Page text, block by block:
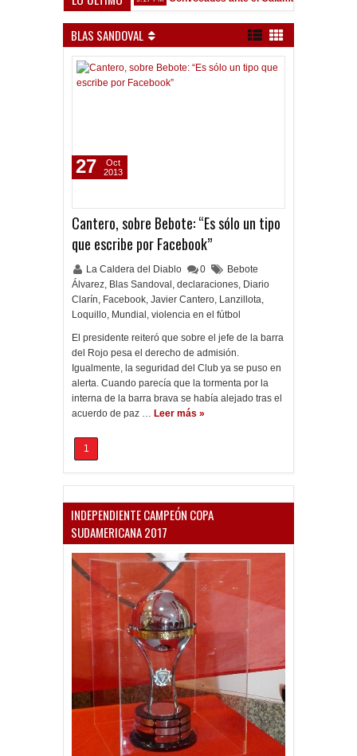
BLAS SANDOVAL
Cantero, sobre Bebote: “Es sólo un tipo
que escribe por Facebook”
La Caldera del Diablo 0
Bebote
Álvarez, Blas Sandoval , declaraciones, Diario
Clarín, Facebook, Javier Cantero, Lanzillota,
Loquillo, Mundial , violencia en el fútbol
El presidente reiteró que sobre el jefe de la barra
del Rojo pesa el derecho de admisión.
Igualmente, la seguridad del Club ya se puso en
alerta. Cuando parecía que la tormenta por la
interna de la barra brava se había alejado tras el
acuerdo de paz … Leer más »
27
Oct
2013
1
INDEPENDIENTE CAMPEÓN COPA
SUDAMERICANA 2017